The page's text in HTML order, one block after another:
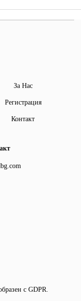
За Нас
Регистрация
Контакт
с GDPR.